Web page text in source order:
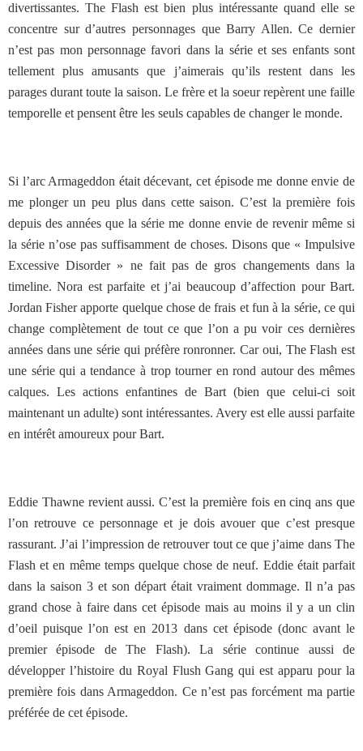
divertissantes. The Flash est bien plus intéressante quand elle se
concentre sur d’autres personnages que Barry Allen. Ce dernier
n’est pas mon personnage favori dans la série et ses enfants sont
tellement plus amusants que j’aimerais qu’ils restent dans les
parages durant toute la saison. Le frère et la soeur repèrent une faille
temporelle et pensent être les seuls capables de changer le monde.
Si l’arc Armageddon était décevant, cet épisode me donne envie de
me plonger un peu plus dans cette saison. C’est la première fois
depuis des années que la série me donne envie de revenir même si
la série n’ose pas suffisamment de choses. Disons que « Impulsive
Excessive Disorder » ne fait pas de gros changements dans la
timeline. Nora est parfaite et j’ai beaucoup d’affection pour Bart.
Jordan Fisher apporte quelque chose de frais et fun à la série, ce qui
change complètement de tout ce que l’on a pu voir ces dernières
années dans une série qui préfère ronronner. Car oui, The Flash est
une série qui a tendance à trop tourner en rond autour des mêmes
calques. Les actions enfantines de Bart (bien que celui-ci soit
maintenant un adulte) sont intéressantes. Avery est elle aussi parfaite
en intérêt amoureux pour Bart.
Eddie Thawne revient aussi. C’est la première fois en cinq ans que
l’on retrouve ce personnage et je dois avouer que c’est presque
rassurant. J’ai l’impression de retrouver tout ce que j’aime dans The
Flash et en même temps quelque chose de neuf. Eddie était parfait
dans la saison 3 et son départ était vraiment dommage. Il n’a pas
grand chose à faire dans cet épisode mais au moins il y a un clin
d’oeil puisque l’on est en 2013 dans cet épisode (donc avant le
premier épisode de The Flash). La série continue aussi de
développer l’histoire du Royal Flush Gang qui est apparu pour la
première fois dans Armageddon. Ce n’est pas forcément ma partie
préférée de cet épisode.